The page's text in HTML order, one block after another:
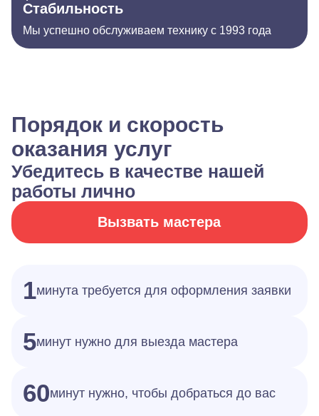
Стабильность
Мы успешно обслуживаем технику с 1993 года
Порядок и скорость
оказания услуг
Убедитесь в качестве нашей
работы лично
Вызвать мастера
1минута требуется для оформления заявки
5минут нужно для выезда мастера
60минут нужно, чтобы добраться до вас